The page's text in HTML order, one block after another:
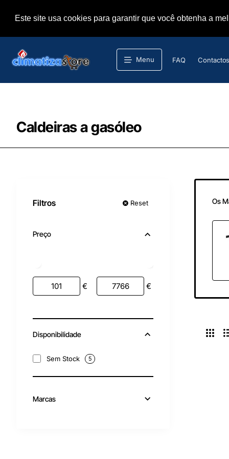
Este site usa cookies para garantir que você obtenha a
Menu FAQ Contactos
Caldeiras a gasóleo
Filtros Reset
Preço
€ €
Disponibilidade
Sem Stock 5
Marcas
Os